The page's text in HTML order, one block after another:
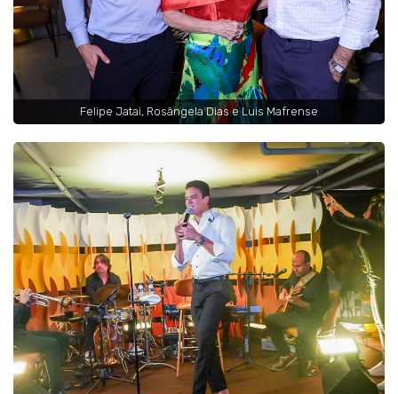
Felipe Jatai, Rosângela Dias e Luis Mafrense